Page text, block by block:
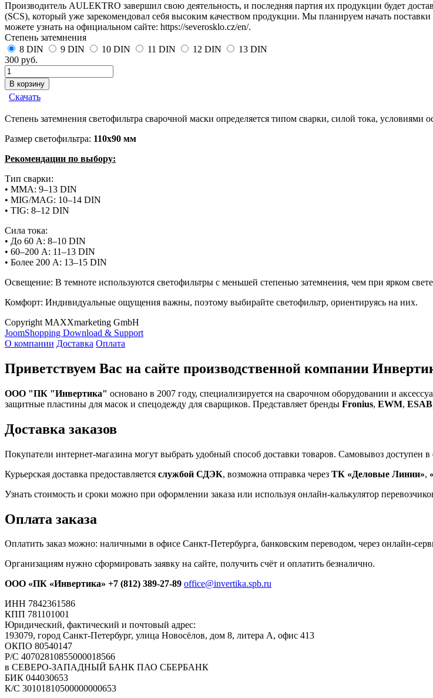
Производитель AULEKTRO завершил свою деятельность, и последняя партия их продукции будет
(SCS), который уже зарекомендовал себя высоким качеством продукции. Мы планируем начать
можете узнать на официальном сайте: https://severosklo.cz/en/.
Степень затемнения
8 DIN
9 DIN 10 DIN 11 DIN 12 DIN
13 DIN
300 руб.
Скачать
Степень затемнения светофильтра сварочной маски определяется типом сварки, силой тока,
Размер светофильтра: 110х90 мм
Рекомендации по выбору:
Тип сварки:
• MMA: 9–13 DIN
• MIG/MAG: 10–14 DIN
• TIG: 8–12 DIN
Сила тока:
• До 60 А: 8–10 DIN
• 60–200 А: 11–13 DIN
• Более 200 А: 13–15 DIN
Освещение: В темноте используются светофильтры с меньшей степенью затемнения, чем при ярком
Комфорт: Индивидуальные ощущения важны, поэтому выбирайте светофильтр, ориентируясь на них.
Copyright MAXXmarketing GmbH
JoomShopping Download & Support
О компании Доставка Оплата
Приветствуем Вас на сайте производственной компании
ООО "ПК "Инвертика" основано в 2007 году, специализируется на сварочном оборудовании и
защитные пластины для масок и спецодежду для сварщиков. Представляет бренды Fronius, EWM, ESAB
Доставка заказов
Покупатели интернет-магазина могут выбрать удобный способ доставки товаров. Самовывоз доступен
Курьерская доставка предоставляется службой СДЭК, возможна отправка через ТК «Деловые Линии»,
Узнать стоимость и сроки можно при оформлении заказа или используя онлайн-калькулятор
Оплата заказа
Оплатить заказ можно: наличными в офисе Санкт-Петербурга, банковским переводом, через онлайн-
Организациям нужно сформировать заявку на сайте, получить счёт и оплатить безналично.
ООО «ПК «Инвертика» +7 (812) 389-27-89 office@invertika.spb.ru
ИНН 7842361586
КПП 781101001
Юридический, фактический и почтовый адрес:
193079, город Санкт-Петербург, улица Новосёлов, дом 8, литера А, офис 413
ОКПО 80540147
Р/С 40702810855000018566
в СЕВЕРО-ЗАПАДНЫЙ БАНК ПАО СБЕРБАНК
БИК 044030653
К/С 30101810500000000653